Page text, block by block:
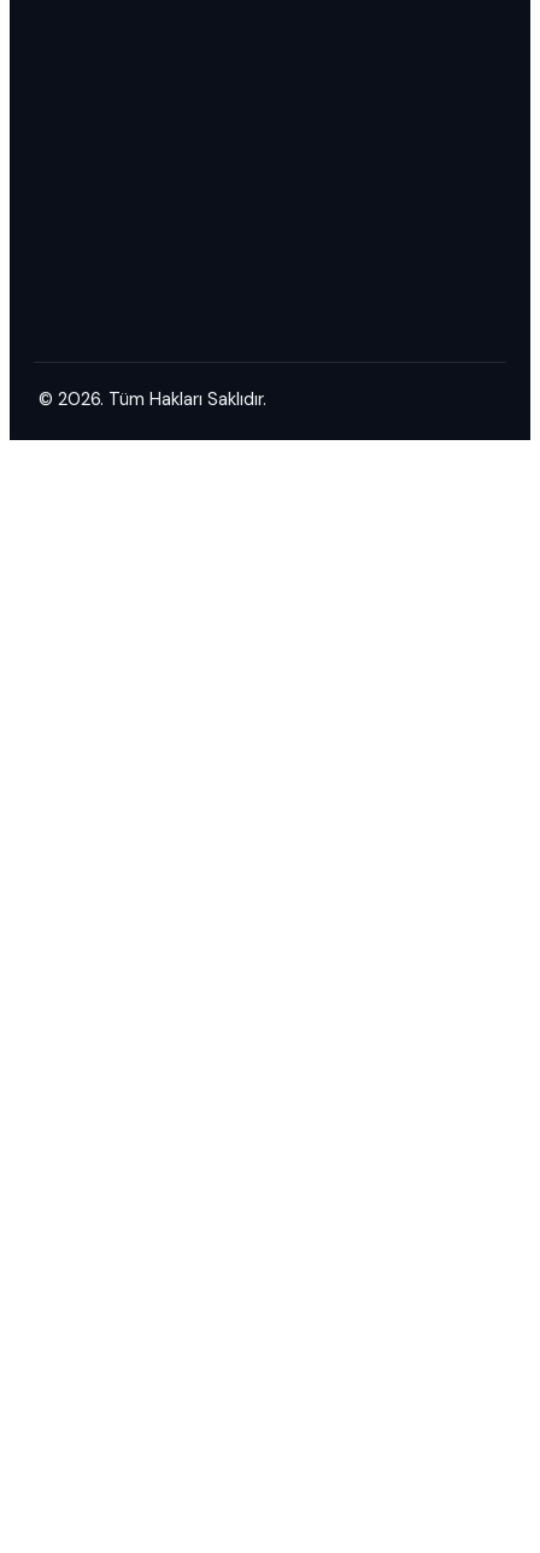
© 2026. Tüm Hakları Saklıdır.